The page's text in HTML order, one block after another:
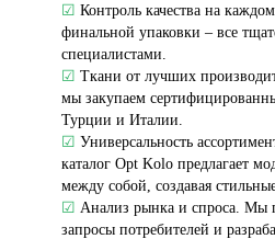
☑ Контроль качества на
финальной упаковки – все
специалистами.
☑ Ткани от лучших
мы закупаем
Турции и Италии.
☑ Универсальность
каталог Opt Kolo предлагает
между собой, создавая
☑ Анализ рынка и спроса. Мы
запросы потребителей и